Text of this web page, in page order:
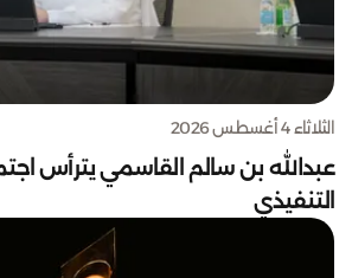
الثلاثاء 4 أغسطس 2026
عبدالله بن سالم القاسمي يترأس
التنفيذي